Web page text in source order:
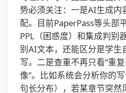
势必须关注：一是AI生成内
配。目前PaperPass等头部
PPL（困惑度）和集成判别
别AI文本，还能区分是学生
写。二是查重不再只看“重
像”。比如系统会分析你的
句长分布），若某章节突然